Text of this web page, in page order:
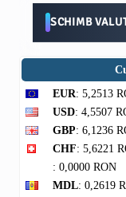
SCHIMB
EUR: 5,2513
USD: 4,5507
GBP: 6,1236
CHF: 5,6221
: 0,0000 RON
MDL: 0,2619